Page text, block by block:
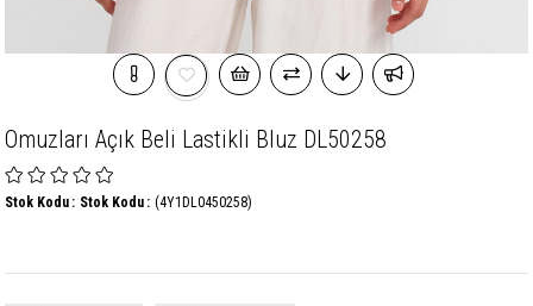
Omuzları Açık Beli Lastikli Bluz DL50258
(4Y1DL0450258)
Stok Kodu Stok Kodu